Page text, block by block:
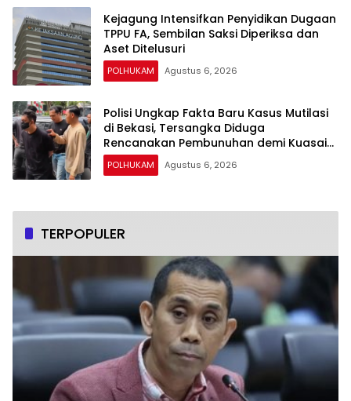
Kejagung Intensifkan Penyidikan Dugaan
TPPU FA, Sembilan Saksi Diperiksa dan
Aset Ditelusuri
POLHUKAM Agustus 6, 2026
Polisi Ungkap Fakta Baru Kasus Mutilasi
di Bekasi, Tersangka Diduga
Rencanakan Pembunuhan demi Kuasai
Harta Korban
POLHUKAM Agustus 6, 2026
TERPOPULER